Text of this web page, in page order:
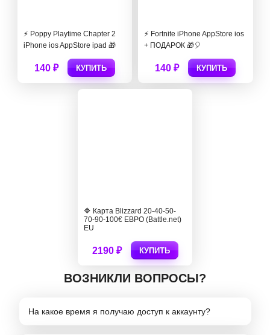
⚡️ Poppy Playtime Chapter 2
iPhone ios AppStore ipad 🎁
140 ₽ КУПИТЬ
⚡️ Fortnite iPhone AppStore ios
+ ПОДАРОК 🎁🎈
140 ₽ КУПИТЬ
🔷 Карта Blizzard 20-40-50-
70-90-100€ ЕВРО (Battle.net)
EU
2190 ₽ КУПИТЬ
ВОЗНИКЛИ ВОПРОСЫ?
На какое время я получаю доступ к аккаунту?